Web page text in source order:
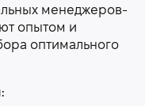
менеджеров-
опытом и
оптимального